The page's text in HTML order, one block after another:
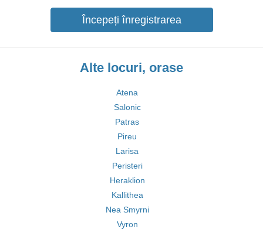
Începeți înregistrarea
Alte locuri, orase
Atena
Salonic
Patras
Pireu
Larisa
Peristeri
Heraklion
Kallithea
Nea Smyrni
Vyron